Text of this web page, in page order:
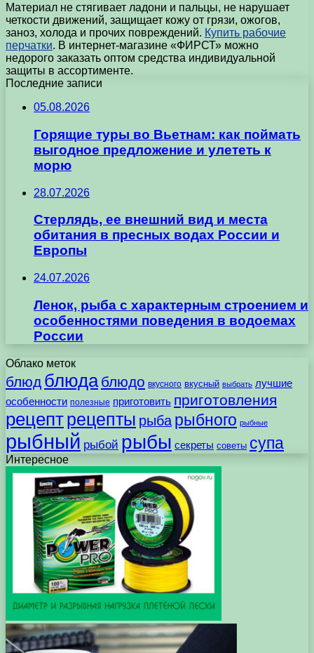
Материал не стягивает ладони и пальцы, не нарушает
четкости движений, защищает кожу от грязи, ожогов,
заноз, холода и прочих повреждений. Купить рабочие
перчатки. В интернет-магазине «ФИРСТ» можно
недорого заказать оптом средства индивидуальной
защиты в ассортименте.
Последние записи
05.08.2026
Горящие туры во Вьетнам: как поймать
выгодное предложение и улететь к
морю
28.07.2026
Стерлядь, ее внешний вид и места
обитания в пресных водах России и
Европы
24.07.2026
Ленок, рыба с характерным строением и
особенностями поведения в водоемах
России
Облако меток
блюд блюда блюдо вкусного вкусный выбрать лучшие
особенности полезные приготовить приготовления
рецептрецепты рыба рыбного рыбные
рыбный рыбой рыбы секреты советы супа
Интересное